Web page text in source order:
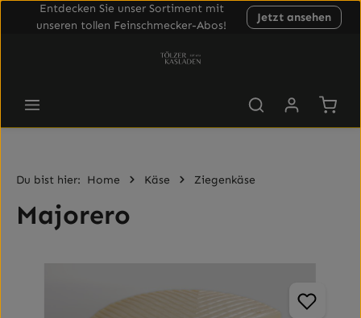
Entdecken Sie unser Sortiment mit
unseren tollen Feinschmecker-Abos!
Jetzt ansehen
Du bist hier: Home Käse Ziegenkäse
Majorero